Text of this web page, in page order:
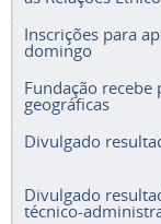
Inscrições para
domingo
Fundação
geográficas
Divulgado
Divulgado
técnico-